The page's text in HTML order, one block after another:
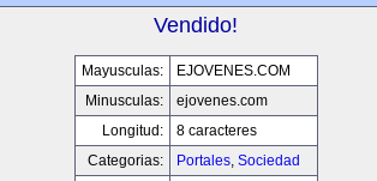
Vendido!
Mayusculas:
EJOVENES.COM
Minusculas:
ejovenes.com
Longitud:
8 caracteres
Categorias:
Portales, Sociedad